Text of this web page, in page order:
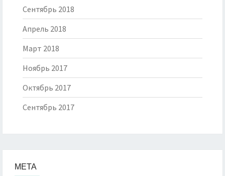
Сентябрь 2018
Апрель 2018
Март 2018
Ноябрь 2017
Октябрь 2017
Сентябрь 2017
МЕТА